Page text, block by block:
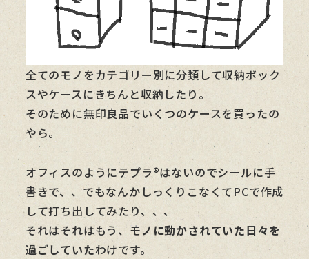
全てのモノをカテゴリー別に分類して収納ボック
スやケースにきちんと収納したり。
そのために無印良品でいくつのケースを買ったの
やら。
オフィスのようにテプラ®はないのでシールに手
書きで、、でもなんかしっくりこなくてPCで作成
して打ち出してみたり、、、
それはそれはもう、モノに動かされていた日々を
過ごしていたわけです。